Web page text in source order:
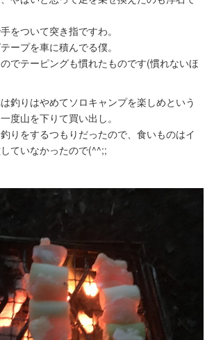
をついて突き指ですわ。
ープを車に積んでる僕。
でテーピングも慣れたものです(慣れないほ
釣りはやめてソロキャンプを楽しめという
度山を下りて買い出し。
りをするつもりだったので、食いものはイ
ていなかったので(^^;;